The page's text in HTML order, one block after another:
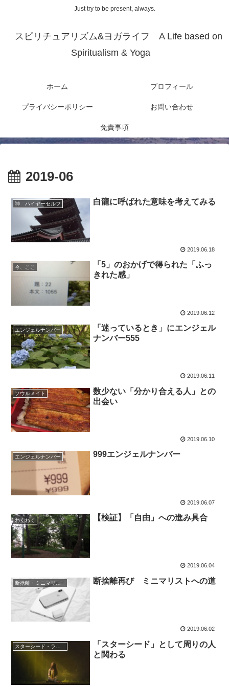
Just try to be present, always.
スピリチュアリズム&ヨガライフ A Life based on
Spiritualism & Yoga
ホーム プロフィール
プライバシーポリシー お問い合わせ
免責事項
2019-06
神 ハイヤーセルフ 白龍に呼ばれた意味を考えてみる
2019.06.18
今、ここ
「5」のおかげで得られた「ふっ
きれた感」
2019.06.12
エンジェルナンバー
「迷っているとき」にエンジェル
ナンバー555
2019.06.11
ソウルメイト
数少ない「分かり合える人」との
出会い
2019.06.10
エンジェルナンバー 999エンジェルナンバー
2019.06.07
わくわく 【検証】「自由」への進み具合
2019.06.04
断捨離・ミニマリスト・ゼロウェイスト 断捨離再び ミニマリストへの道
2019.06.02
「スターシード」として周りの人
と関わる